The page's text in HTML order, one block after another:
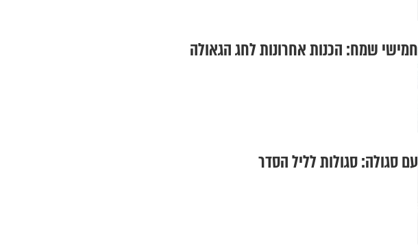
חמישי שמח: הכנות אחרונות לחג הגאולה
עם סגולה: סגולות לליל הסדר